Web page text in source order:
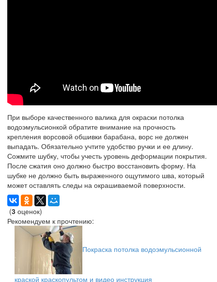
При выборе качественного валика для окраски потолка
водоэмульсионкой обратите внимание на прочность
крепления ворсовой обшивки барабана, ворс не должен
выпадать. Обязательно учтите удобство ручки и ее длину.
Сожмите шубку, чтобы учесть уровень деформации покрытия.
После сжатия оно должно быстро восстановить форму. На
шубке не должно быть выраженного ощутимого шва, который
может оставлять следы на окрашиваемой поверхности.
(3 оценок)
Рекомендуем к прочтению:
Покраска потолка водоэмульсионной
краской краскопультом и видео инструкция